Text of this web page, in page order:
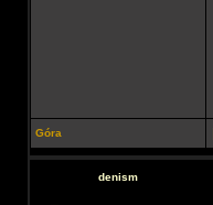
Góra
denism